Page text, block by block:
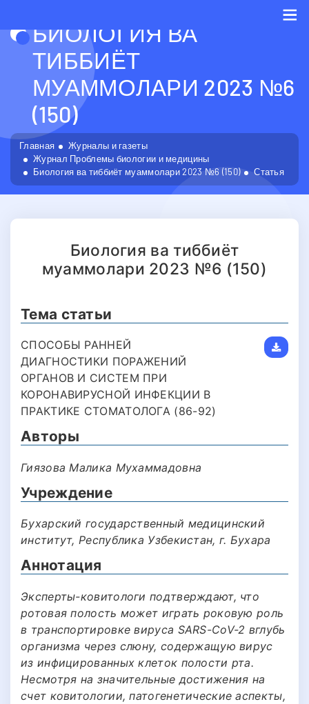
БИОЛОГИЯ ВА
ТИББИЁТ
МУАММОЛАРИ 2023 №6
(150)
Главная
Журналы и газеты
Журнал Проблемы биологии и медицины
Биология ва тиббиёт муаммолари 2023 №6 (150)
Статья
Биология ва тиббиёт
муаммолари 2023 №6 (150)
Тема статьи
СПОСОБЫ РАННЕЙ
ДИАГНОСТИКИ ПОРАЖЕНИЙ
ОРГАНОВ И СИСТЕМ ПРИ
КОРОНАВИРУСНОЙ ИНФЕКЦИИ В
ПРАКТИКЕ СТОМАТОЛОГА (86-92)
Авторы
Гиязова Малика Мухаммадовна
Учреждение
Бухарский государственный медицинский
институт, Республика Узбекистан, г. Бухара
Аннотация
Эксперты-ковитологи подтверждают, что
ротовая полость может играть роковую роль
в транспортировке вируса SARS-CoV-2 вглубь
организма через слюну, содержащую вирус
из инфицированных клеток полости рта.
Несмотря на значительные достижения на
счет ковитологии, патогенетические аспекты,